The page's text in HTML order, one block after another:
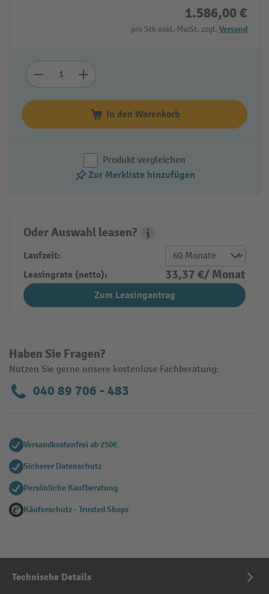
1.586,00 €
pro Stk exkl. MwSt. zzgl. Versand
In den Warenkorb
Produkt vergleichen
Zur Merkliste hinzufügen
Haben Sie Fragen?
Nutzen Sie gerne unsere kostenlose Fachberatung:
040 89 706 - 483
Oder Auswahl leasen?
Leasing Popover
Laufzeit:
Leasingrate (netto):
33,37 €/ Monat
Zum Leasingantrag
Versandkostenfrei ab 250€
Sicherer Datenschutz
Persönliche Kaufberatung
Käuferschutz - Trusted Shops
Technische Details